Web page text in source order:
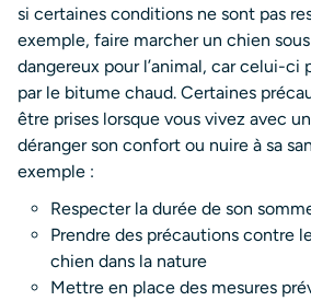
si certaines conditions ne sont pas
exemple, faire marcher un chien
dangereux pour l’animal, car celui-ci
par le bitume chaud. Certaines
être prises lorsque vous vivez avec
déranger son confort ou nuire à sa
exemple :
Respecter la durée de son
Prendre des précautions contre
chien dans la nature
Mettre en place des mesures